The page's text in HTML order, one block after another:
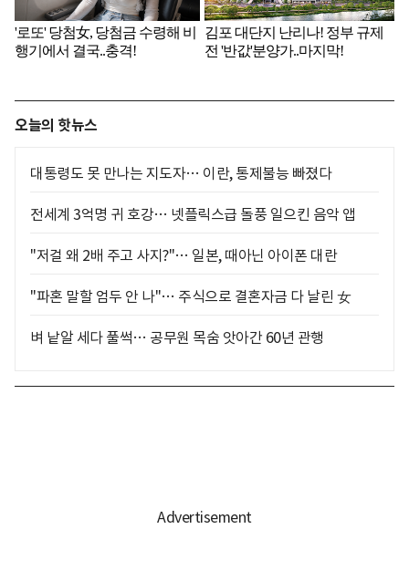
오늘의 핫뉴스
대통령도 못 만나는 지도자… 이란, 통제불능 빠졌다
전세계 3억명 귀 호강… 넷플릭스급 돌풍 일으킨 음악 앱
"저걸 왜 2배 주고 사지?"… 일본, 때아닌 아이폰 대란
"파혼 말할 엄두 안 나"… 주식으로 결혼자금 다 날린 女
벼 낱알 세다 풀썩… 공무원 목숨 앗아간 60년 관행